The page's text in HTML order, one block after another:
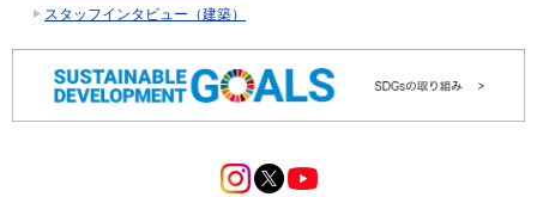
スタッフインタビュー（建築）